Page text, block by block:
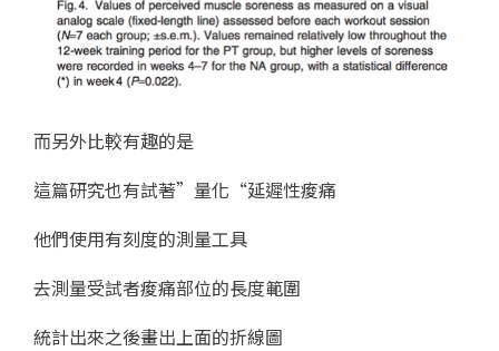
而另外比較有趣的是
這篇研究也有試著”量化“延遲性痠痛
他們使用有刻度的測量工具
去測量受試者痠痛部位的長度範圍
統計出來之後畫出上面的折線圖